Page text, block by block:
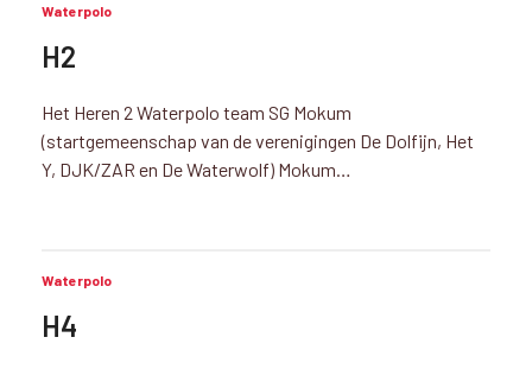
Waterpolo
H2
Het Heren 2 Waterpolo team SG Mokum
(startgemeenschap van de verenigingen De Dolfijn, Het
Y, DJK/ZAR en De Waterwolf) Mokum…
Waterpolo
H4